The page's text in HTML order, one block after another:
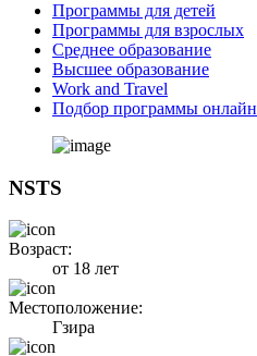
Программы для детей
Программы для взрослых
Среднее образование
Высшее образование
Work and Travel
Подбор программы онлайн
NSTS
Возраст:
от 18 лет
Местоположение:
Гзира